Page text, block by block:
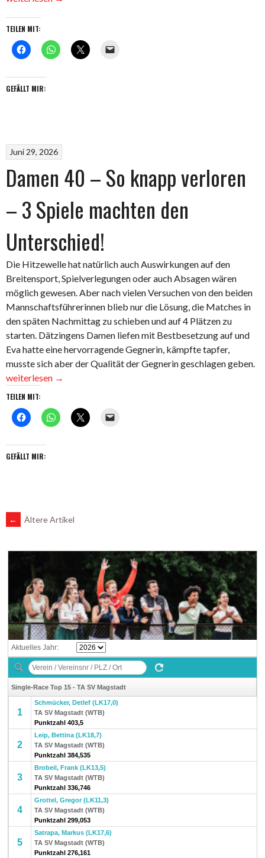
TEILEN MIT:
GEFÄLLT MIR:
Juni 29, 2026
Damen 40 – So knapp verloren
– 3 Spiele machten den
Unterschied!
Die Hitzewelle hat natürlich auch Auswirkungen auf den
Breitensport, Spielverlegungen oder auch Absagen wären
möglich gewesen. Aber nach vielen Versuchen von den beiden
Mannschaftsführerinnen blieb nur die Lösung, die Matches in
den späten Nachmittag zu schieben und auf 4 Plätzen zu
starten. Dätzingens Damen liefen mit Bestbesetzung auf und
Eva hatte eine hervorragende Gegnerin, kämpfte tapfer,
musste sich aber der Qualität der Gegnerin geschlagen geben.
weiterlesen →
TEILEN MIT:
GEFÄLLT MIR:
BEITRAGSNAVIGATION
← Ältere Artikel